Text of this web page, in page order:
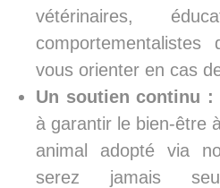
vétérinaires,
vous orienter en cas
Un soutien continu :
à garantir le bien-être
animal adopté via
serez jamais